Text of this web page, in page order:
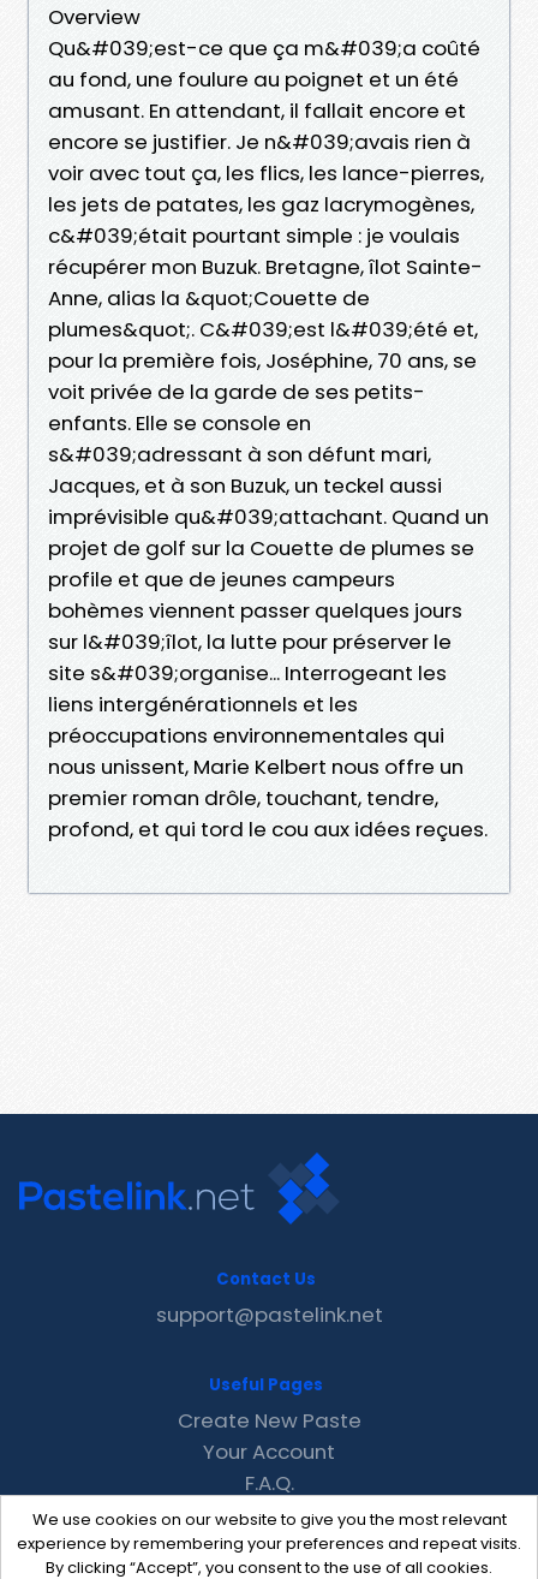
Overview
Qu&#039;est-ce que ça m&#039;a coûté
au fond, une foulure au poignet et un été
amusant. En attendant, il fallait encore et
encore se justifier. Je n&#039;avais rien à
voir avec tout ça, les flics, les lance-pierres,
les jets de patates, les gaz lacrymogènes,
c&#039;était pourtant simple : je voulais
récupérer mon Buzuk. Bretagne, îlot Sainte-
Anne, alias la &quot;Couette de
plumes&quot;. C&#039;est l&#039;été et,
pour la première fois, Joséphine, 70 ans, se
voit privée de la garde de ses petits-
enfants. Elle se console en
s&#039;adressant à son défunt mari,
Jacques, et à son Buzuk, un teckel aussi
imprévisible qu&#039;attachant. Quand un
projet de golf sur la Couette de plumes se
profile et que de jeunes campeurs
bohèmes viennent passer quelques jours
sur l&#039;îlot, la lutte pour préserver le
site s&#039;organise... Interrogeant les
liens intergénérationnels et les
préoccupations environnementales qui
nous unissent, Marie Kelbert nous offre un
premier roman drôle, touchant, tendre,
profond, et qui tord le cou aux idées reçues.
We use cookies on our website to give you the most relevant
experience by remembering your preferences and repeat visits.
By clicking “Accept”, you consent to the use of all cookies.
Contact Us
support@pastelink.net
Useful Pages
Create New Paste
Your Account
F.A.Q.
Recent
Contact